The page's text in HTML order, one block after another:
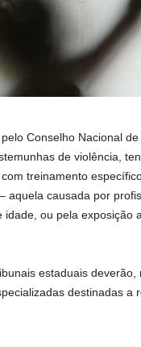
Conselho Nacional
de violência,
treinamento
aquela causada por
ou pela exposição
estaduais deverão,
destinadas a